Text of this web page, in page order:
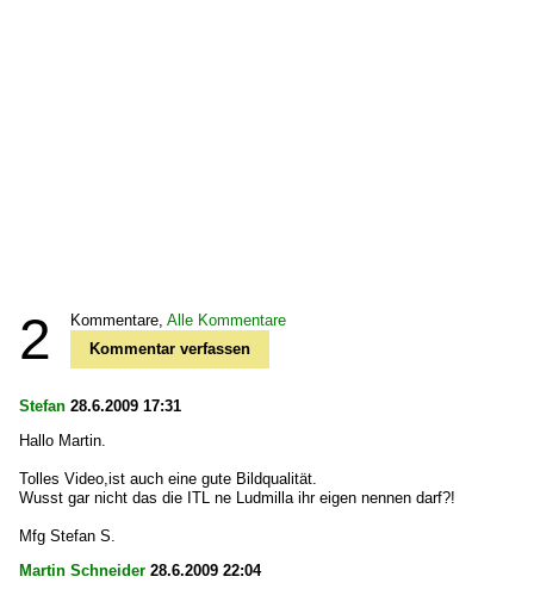
2 Kommentare, Alle Kommentare
Kommentar verfassen
Stefan 28.6.2009 17:31
Hallo Martin.
Tolles Video,ist auch eine gute Bildqualität.
Wusst gar nicht das die ITL ne Ludmilla ihr eigen nennen darf?!
Mfg Stefan S.
Martin Schneider 28.6.2009 22:04